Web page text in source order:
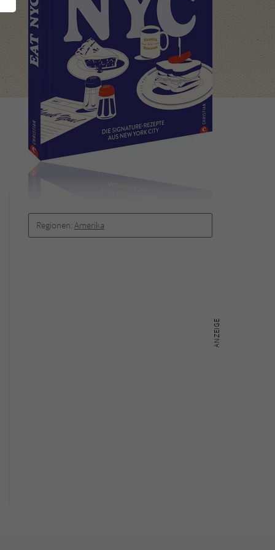
Regionen: Amerika